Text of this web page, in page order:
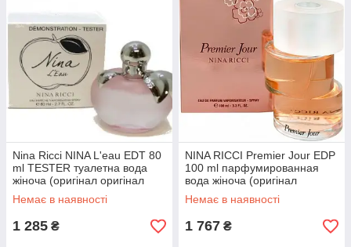
Nina Ricci NINA L'eau EDT 80
ml TESTER туалетна вода
жіноча (оригінал оригінал
Франція)
Немає в наявності
1 285 ₴
NINA RICCI Premier Jour EDP
100 ml парфумированная
вода жіноча (оригінал
оригінал Франція)
Немає в наявності
1 767 ₴